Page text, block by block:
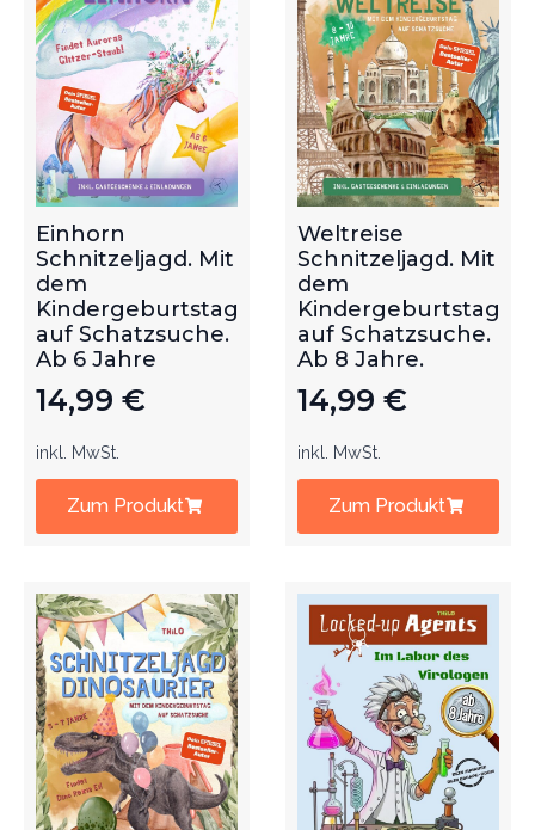
Einhorn
Schnitzeljagd. Mit
dem
Kindergeburtstag
auf Schatzsuche.
Ab 6 Jahre
14,99 €
inkl. MwSt.
Zum Produkt
Weltreise
Schnitzeljagd. Mit
dem
Kindergeburtstag
auf Schatzsuche.
Ab 8 Jahre.
14,99 €
inkl. MwSt.
Zum Produkt